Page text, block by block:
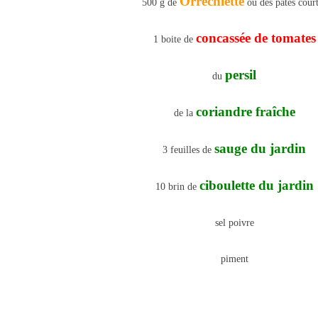
500 g de ou des pâtes
1 boite de concassée de tomates
du persil
de la coriandre fraîche
3 feuilles de sauge du jardin
10 brin de ciboulette du jardin
sel poivre
piment